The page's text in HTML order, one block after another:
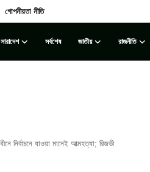
গোপনীয়তা নীতি
সারাদেশ সর্বশেষ জাতীয় রাজনীতি
নির্বাচনে যাওয়া মানেই আত্মহত্যা; রিজভী